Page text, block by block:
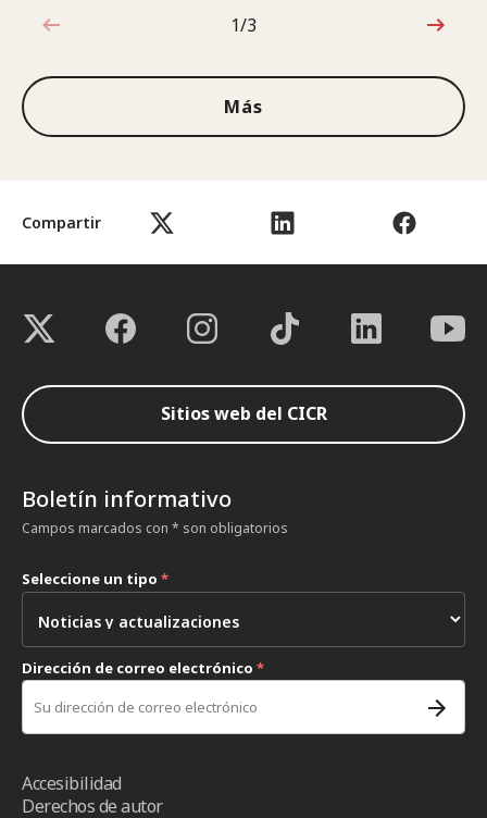
Compartir
1de3
1/3
Más
Sitios web del CICR
Boletín informativo
Campos marcados con * son obligatorios
Seleccione un tipo *
Dirección de correo electrónico *
Accesibilidad
Derechos de autor